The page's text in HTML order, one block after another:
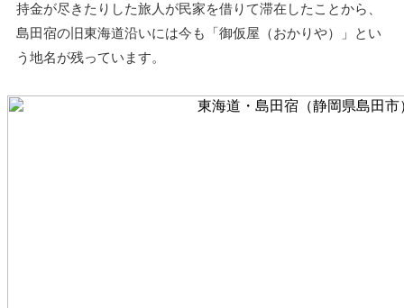
持金が尽きたりした旅人が民家を借りて滞在したことから、
島田宿の旧東海道沿いには今も「御仮屋（おかりや）」とい
う地名が残っています。